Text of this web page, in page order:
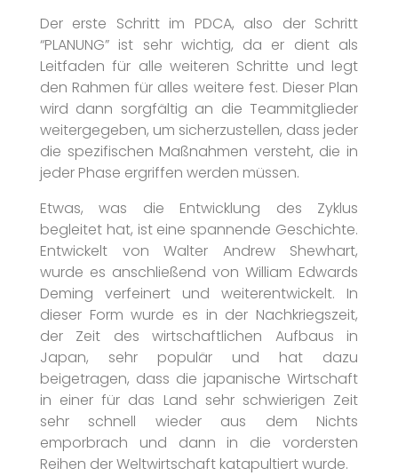
Der erste Schritt im PDCA, also der Schritt
“PLANUNG” ist sehr wichtig, da er dient als
Leitfaden für alle weiteren Schritte und legt
den Rahmen für alles weitere fest. Dieser Plan
wird dann sorgfältig an die Teammitglieder
weitergegeben, um sicherzustellen, dass jeder
die spezifischen Maßnahmen versteht, die in
jeder Phase ergriffen werden müssen.
Etwas, was die Entwicklung des Zyklus
begleitet hat, ist eine spannende Geschichte.
Entwickelt von Walter Andrew Shewhart,
wurde es anschließend von William Edwards
Deming verfeinert und weiterentwickelt. In
dieser Form wurde es in der Nachkriegszeit,
der Zeit des wirtschaftlichen Aufbaus in
Japan, sehr populär und hat dazu
beigetragen, dass die japanische Wirtschaft
in einer für das Land sehr schwierigen Zeit
sehr schnell wieder aus dem Nichts
emporbrach und dann in die vordersten
Reihen der Weltwirtschaft katapultiert wurde.